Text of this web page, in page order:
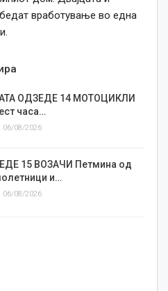
вработување во една
ОДЗЕДЕ 14 МОТОЦИКЛИ
часа…
06/08/2026
15 ВОЗАЧИ Петмина од
и…
06/08/2026